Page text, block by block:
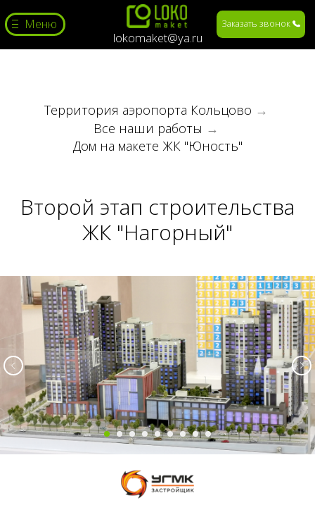
Меню Заказать звонок
lokomaket@ya.ru
Территория аэропорта Кольцово →
Все наши работы →
Дом на макете ЖК "Юность"
Второй этап строительства
ЖК "Нагорный"